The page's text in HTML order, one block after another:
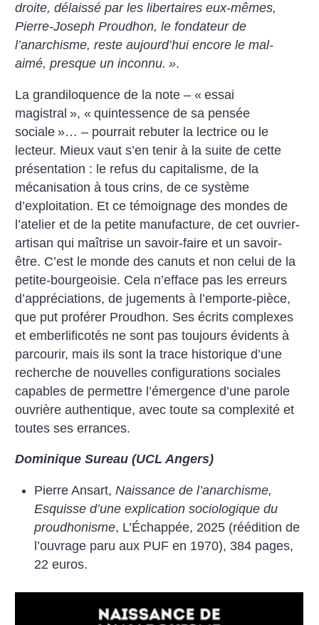
droite, délaissé par les libertaires eux-mêmes,
Pierre-Joseph Proudhon, le fondateur de
l’anarchisme, reste aujourd’hui encore le mal-
aimé, presque un inconnu. ».
La grandiloquence de la note – « essai
magistral », « quintessence de sa pensée
sociale »… – pourrait rebuter la lectrice ou le
lecteur. Mieux vaut s’en tenir à la suite de cette
présentation : le refus du capitalisme, de la
mécanisation à tous crins, de ce système
d’exploitation. Et ce témoignage des mondes de
l’atelier et de la petite manufacture, de cet ouvrier-
artisan qui maîtrise un savoir-faire et un savoir-
être. C’est le monde des canuts et non celui de la
petite-bourgeoisie. Cela n’efface pas les erreurs
d’appréciations, de jugements à l’emporte-pièce,
que put proférer Proudhon. Ses écrits complexes
et emberlificotés ne sont pas toujours évidents à
parcourir, mais ils sont la trace historique d’une
recherche de nouvelles configurations sociales
capables de permettre l’émergence d’une parole
ouvrière authentique, avec toute sa complexité et
toutes ses errances.
Dominique Sureau (UCL Angers)
Pierre Ansart, Naissance de l’anarchisme,
Esquisse d’une explication sociologique du
proudhonisme, L’Échappée, 2025 (réédition de
l’ouvrage paru aux PUF en 1970), 384 pages,
22 euros.